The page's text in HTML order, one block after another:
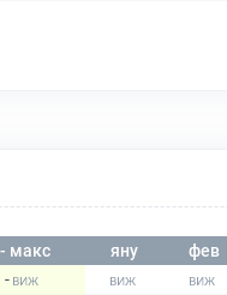
макс яну фев
-